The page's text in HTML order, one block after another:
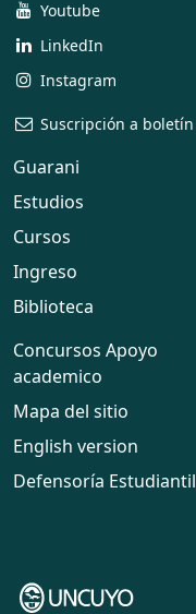
Youtube
LinkedIn
Instagram
Suscripción a boletín
Guarani
Estudios
Cursos
Ingreso
Biblioteca
Concursos Apoyo
academico
Mapa del sitio
English version
Defensoría Estudiantil